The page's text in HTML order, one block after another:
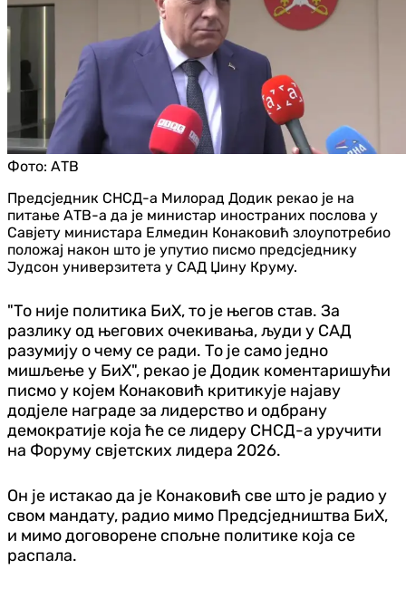
Фото: АТВ
Предсједник СНСД-а Милорад Додик рекао је на
питање АТВ-а да је министар иностраних послова у
Савјету министара Елмедин Конаковић злоупотребио
положај након што је упутио писмо предсједнику
Јудсон универзитета у САД Џину Круму.
"То није политика БиХ, то је његов став. За
разлику од његових очекивања, људи у САД
разумију о чему се ради. То је само једно
мишљење у БиХ", рекао је Додик коментаришући
писмо у којем Конаковић критикује најаву
додјеле награде за лидерство и одбрану
демократије која ће се лидеру СНСД-а уручити
на Форуму свјетских лидера 2026.
Он је истакао да је Конаковић све што је радио у
свом мандату, радио мимо Предсједништва БиХ,
и мимо договорене спољне политике која се
распала.